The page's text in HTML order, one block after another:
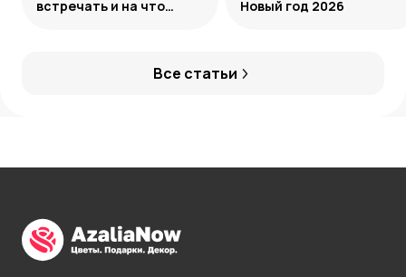
Все статьи
встречать и на что
Новый год 2026